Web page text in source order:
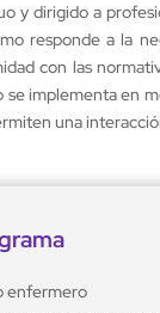
y dirigido a
responde a la
con las
se implementa en
una
enfermero